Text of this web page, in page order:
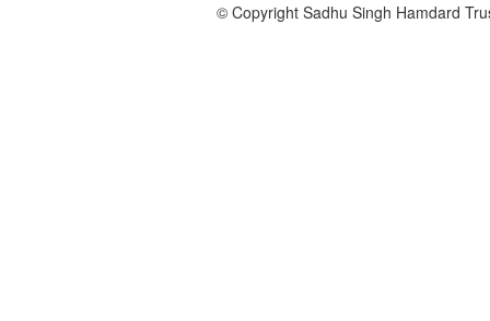
© Copyright Sadhu Singh Hamdard